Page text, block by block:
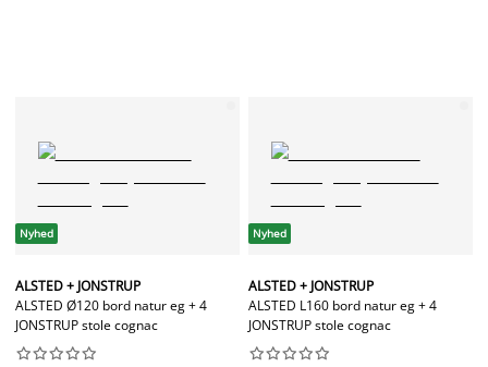
Nyhed
ALSTED + JONSTRUP
ALSTED Ø120 bord natur eg + 4
JONSTRUP stole cognac






Nyhed
ALSTED + JONSTRUP
ALSTED L160 bord natur eg + 4
JONSTRUP stole cognac





